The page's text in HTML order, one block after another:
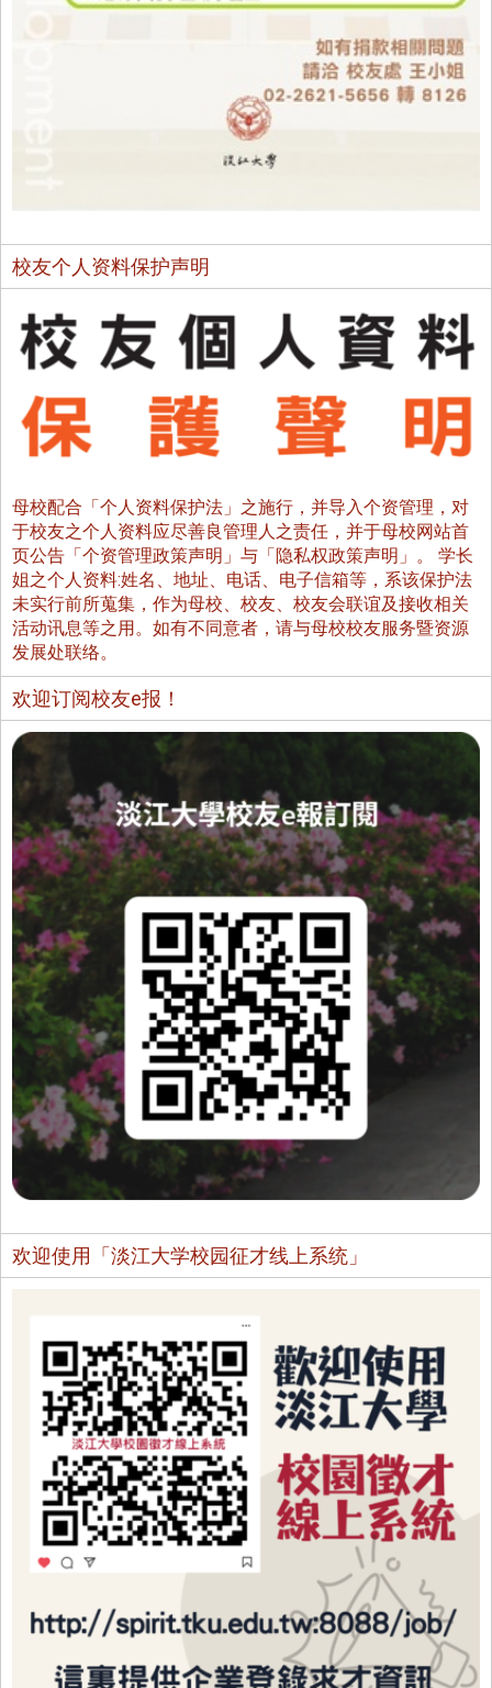
校友个人资料保护声明
母校配合「个人资料保护法」之施行，并导入个资管理，对
于校友之个人资料应尽善良管理人之责任，并于母校网站首
页公告「个资管理政策声明」与「隐私权政策声明」。 学长
姐之个人资料:姓名、地址、电话、电子信箱等，系该保护法
未实行前所蒐集，作为母校、校友、校友会联谊及接收相关
活动讯息等之用。如有不同意者，请与母校校友服务暨资源
发展处联络。
欢迎订阅校友e报！
欢迎使用「淡江大学校园征才线上系统」